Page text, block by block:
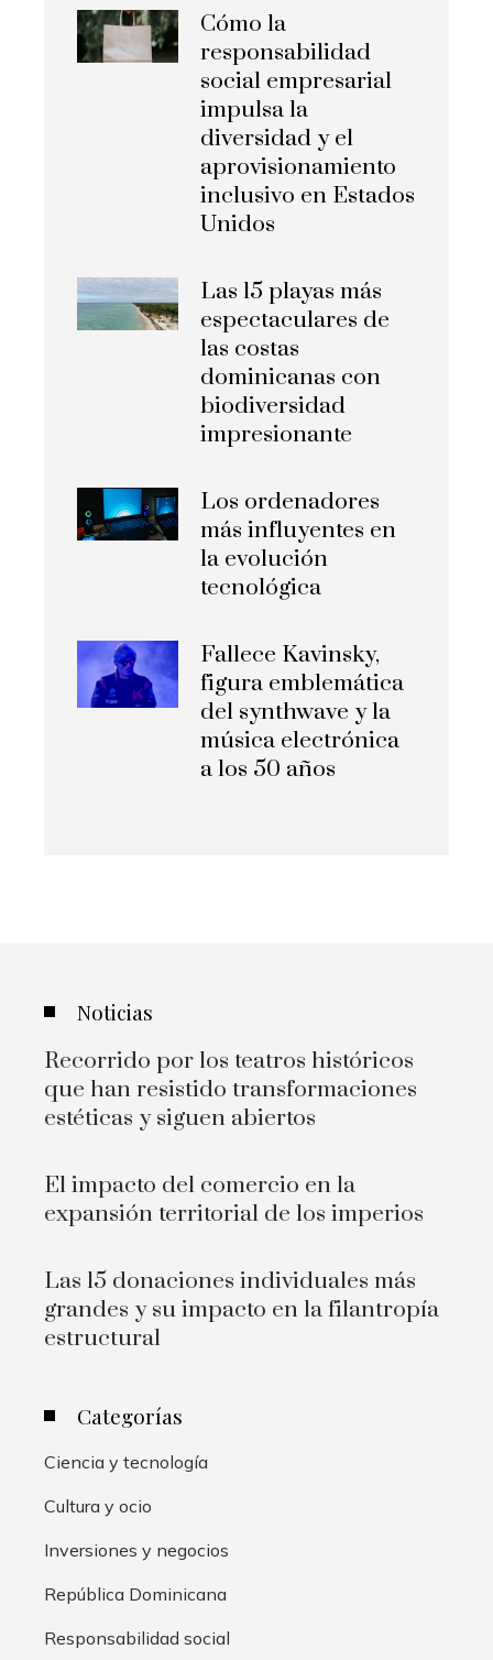
Cómo la
responsabilidad
social empresarial
impulsa la
diversidad y el
aprovisionamiento
inclusivo en Estados
Unidos
Las 15 playas más
espectaculares de
las costas
dominicanas con
biodiversidad
impresionante
Los ordenadores
más influyentes en
la evolución
tecnológica
Fallece Kavinsky,
figura emblemática
del synthwave y la
música electrónica
a los 50 años
Noticias
Recorrido por los teatros históricos
que han resistido transformaciones
estéticas y siguen abiertos
El impacto del comercio en la
expansión territorial de los imperios
Las 15 donaciones individuales más
grandes y su impacto en la filantropía
estructural
Categorías
Ciencia y tecnología
Cultura y ocio
Inversiones y negocios
República Dominicana
Responsabilidad social